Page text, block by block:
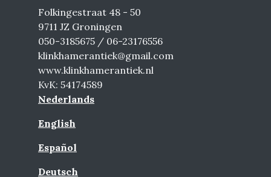
Folkingestraat 48 - 50
9711 JZ Groningen
050-3185675 / 06-23176556
klinkhamerantiek@gmail.com
www.klinkhamerantiek.nl
KvK: 54174589
Nederlands
English
Español
Deutsch